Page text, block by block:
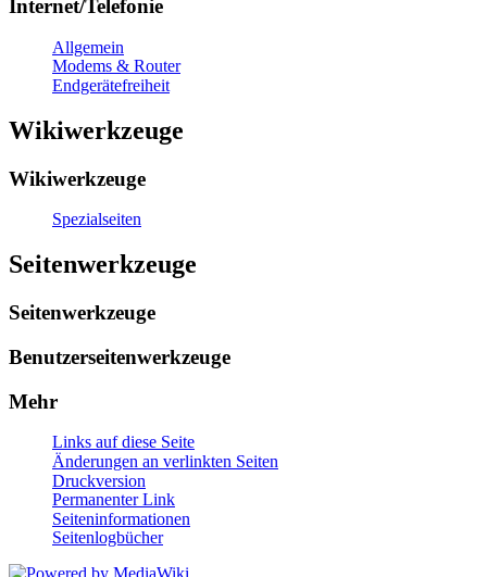
Internet/Telefonie
Allgemein
Modems & Router
Endgerätefreiheit
Wikiwerkzeuge
Wikiwerkzeuge
Spezialseiten
Seitenwerkzeuge
Seitenwerkzeuge
Benutzerseitenwerkzeuge
Mehr
Links auf diese Seite
Änderungen an verlinkten Seiten
Druckversion
Permanenter Link
Seiten­informationen
Seitenlogbücher